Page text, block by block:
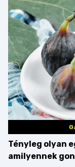
Tényleg olyan
amilyennek